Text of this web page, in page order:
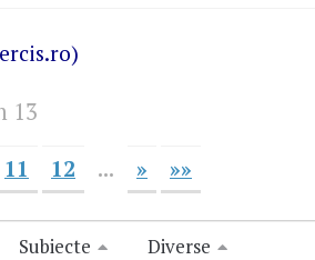
13
11 12 ... » »»
Subiecte Diverse